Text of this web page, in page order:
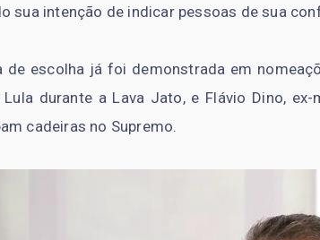
sua intenção de indicar pessoas de sua
de escolha já foi demonstrada em
Lula durante a Lava Jato, e Flávio Dino,
cadeiras no Supremo.